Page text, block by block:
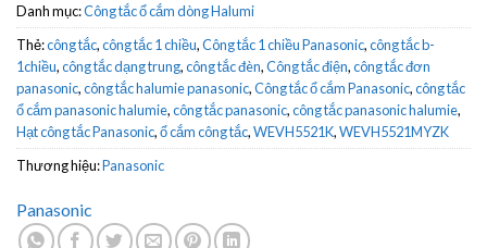
Danh mục:Công tắc ổ cắm dòng Halumi
Thẻ:công tắc,công tắc 1 chiều,Công tắc 1 chiều Panasonic,công tắc b-
1chiều,công tắc dạng trung,công tắc đèn,Công tắc điện,công tắc đơn
panasonic,công tắc halumie panasonic,Công tắc ổ cắm Panasonic,công tắc
ổ cắm panasonic halumie,công tắc panasonic,công tắc panasonic halumie,
Hạt công tắc Panasonic,ổ cắm công tắc,WEVH5521K,WEVH5521MYZK
Thương hiệu:Panasonic
Panasonic